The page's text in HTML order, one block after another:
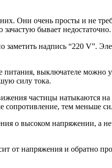
Они очень просты и не
бывает недостаточно.
заметить надпись “220 V”.
питания, выключателе
силу тока.
частицы натыкаются
тем меньше
о высоком напряжении, а
от напряжения и обратно